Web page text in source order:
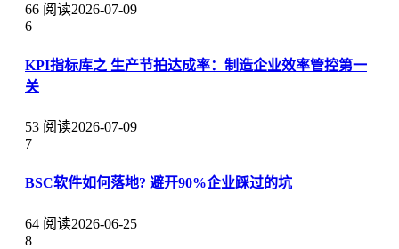
66 阅读2026-07-09
6
KPI指标库之 生产节拍达成率：制造企业效率管控第一
关
53 阅读2026-07-09
7
BSC软件如何落地? 避开90%企业踩过的坑
64 阅读2026-06-25
8